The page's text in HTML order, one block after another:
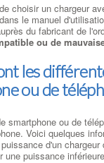
choisir un chargeur
le manuel
du fabricant de
ou de
les
ou de
smartphone ou de
Voici quelques
d'un
une puissance